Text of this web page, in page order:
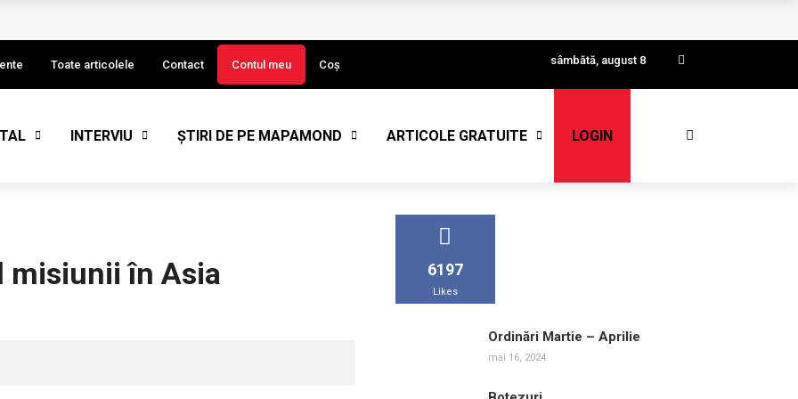
de an
Toate articolele Contact Contul meu Coș sâmbătă, august 8
INTERVIU ȘTIRI DE PE MAPAMOND ARTICOLE GRATUITE LOGIN
misiunii în Asia 6197
Likes
Ordinări Martie – Aprilie
mai 16, 2024